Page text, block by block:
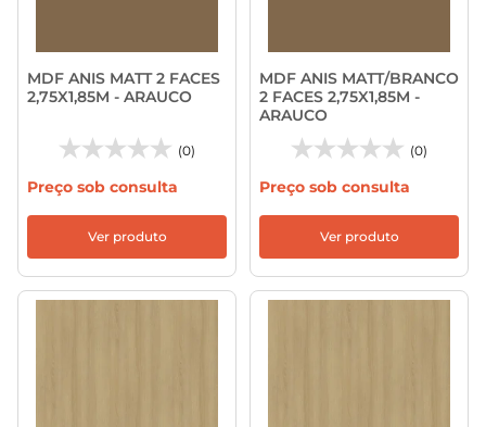
MDF ANIS MATT 2 FACES
2,75X1,85M - ARAUCO
(0)
Preço sob consulta
Ver produto
MDF ANIS MATT/BRANCO
2 FACES 2,75X1,85M -
ARAUCO
(0)
Preço sob consulta
Ver produto